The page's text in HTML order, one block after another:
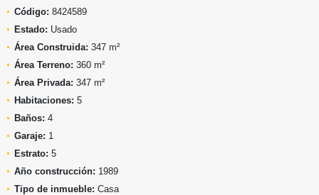
Código: 8424589
Estado: Usado
Área Construida: 347 m²
Área Terreno: 360 m²
Área Privada: 347 m²
Habitaciones: 5
Baños: 4
Garaje: 1
Estrato: 5
Año construcción: 1989
Tipo de inmueble: Casa